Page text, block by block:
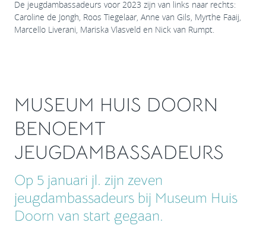
De jeugdambassadeurs voor 2023 zijn van links naar rechts:
Caroline de Jongh, Roos Tiegelaar, Anne van Gils, Myrthe Faaij,
Marcello Liverani, Mariska Vlasveld en Nick van Rumpt.
MUSEUM HUIS DOORN
BENOEMT
JEUGDAMBASSADEURS
Op 5 januari jl. zijn zeven
jeugdambassadeurs bij Museum Huis
Doorn van start gegaan.